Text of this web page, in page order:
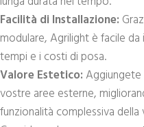
Facilità di Installazione:
modulare, Agrilight è facile
tempi e i costi di posa.
Valore Estetico:
vostre aree esterne,
funzionalità complessiva